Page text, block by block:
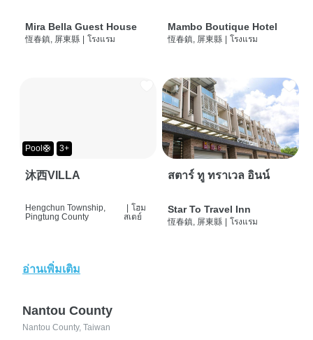
Mira Bella Guest House
恆春鎮, 屏東縣 โรงแรม
Mambo Boutique Hotel
恆春鎮, 屏東縣 โรงแรม
Pool🛟 3+
沐西VILLA
Hengchun Township,
Pingtung County
โฮม
สเตย์
สตาร์ ทู ทราเวล อินน์
Star To Travel Inn
恆春鎮, 屏東縣 โรงแรม
อ่านเพิ่มเติม
Nantou County
Nantou County, Taiwan